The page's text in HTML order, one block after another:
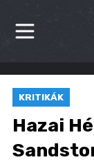
HÍREK
KRITIKÁK
BESZÁMOLÓK
KRITIKÁK
Hazai